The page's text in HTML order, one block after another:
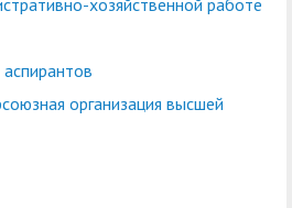
Управление по
административно-
Центр развития
компетенций
хозяйственной работе
организация высшей